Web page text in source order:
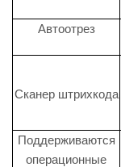
Автоотрез
Сканер штрихкода
Поддерживаются
операционные